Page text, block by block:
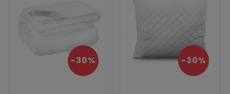
-30% -30%